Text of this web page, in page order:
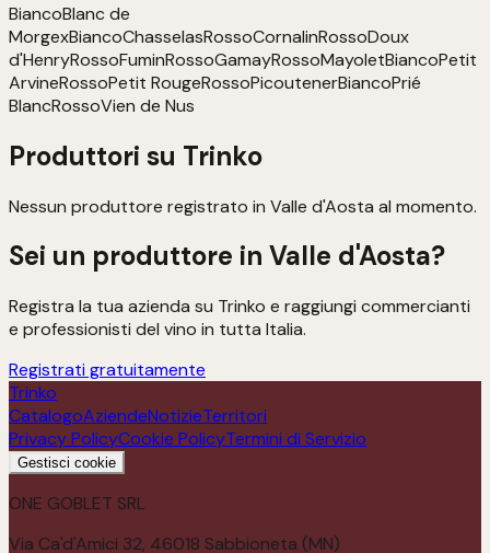
BiancoBlanc de
MorgexBiancoChasselasRossoCornalinRossoDoux
d'HenryRossoFuminRossoGamayRossoMayoletBiancoPetit
ArvineRossoPetit RougeRossoPicoutenerBiancoPrié
BlancRossoVien de Nus
Produttori su Trinko
Nessun produttore registrato in Valle d'Aosta al momento.
Sei un produttore in Valle d'Aosta?
Registra la tua azienda su Trinko e raggiungi commercianti
e professionisti del vino in tutta Italia.
Registrati gratuitamente
Trinko
CatalogoAziendeNotizieTerritori
Privacy PolicyCookie PolicyTermini di Servizio
Gestisci cookie
ONE GOBLET SRL
Via Ca'd'Amici 32, 46018 Sabbioneta (MN)